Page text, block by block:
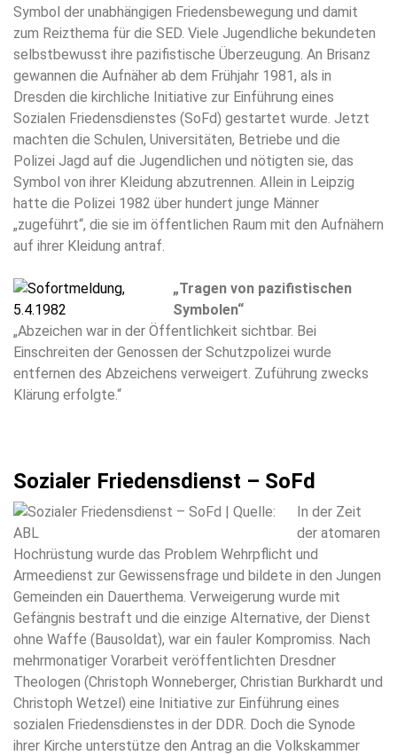
Symbol der unabhängigen Friedensbewegung und damit
zum Reizthema für die SED. Viele Jugendliche bekundeten
selbstbewusst ihre pazifistische Überzeugung. An Brisanz
gewannen die Aufnäher ab dem Frühjahr 1981, als in
Dresden die kirchliche Initiative zur Einführung eines
Sozialen Friedensdienstes (SoFd) gestartet wurde. Jetzt
machten die Schulen, Universitäten, Betriebe und die
Polizei Jagd auf die Jugendlichen und nötigten sie, das
Symbol von ihrer Kleidung abzutrennen. Allein in Leipzig
hatte die Polizei 1982 über hundert junge Männer
„zugeführt“, die sie im öffentlichen Raum mit den Aufnähern
auf ihrer Kleidung antraf.
„Tragen von pazifistischen
Symbolen“
„Abzeichen war in der Öffentlichkeit sichtbar. Bei
Einschreiten der Genossen der Schutzpolizei wurde
entfernen des Abzeichens verweigert. Zuführung zwecks
Klärung erfolgte.“
Sozialer Friedensdienst – SoFd
In der Zeit
der atomaren
Hochrüstung wurde das Problem Wehrpflicht und
Armeedienst zur Gewissensfrage und bildete in den Jungen
Gemeinden ein Dauerthema. Verweigerung wurde mit
Gefängnis bestraft und die einzige Alternative, der Dienst
ohne Waffe (Bausoldat), war ein fauler Kompromiss. Nach
mehrmonatiger Vorarbeit veröffentlichten Dresdner
Theologen (Christoph Wonneberger, Christian Burkhardt und
Christoph Wetzel) eine Initiative zur Einführung eines
sozialen Friedensdienstes in der DDR. Doch die Synode
ihrer Kirche unterstütze den Antrag an die Volkskammer